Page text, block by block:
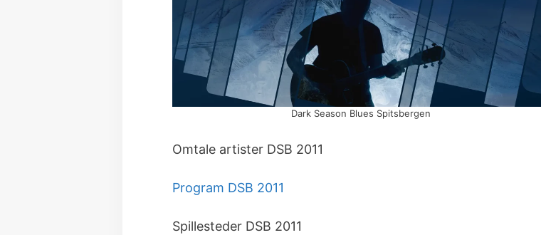
Dark Season Blues Spitsbergen
Omtale artister DSB 2011
Program DSB 2011
Spillesteder DSB 2011